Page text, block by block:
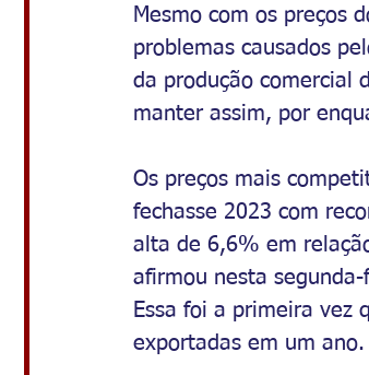
Mesmo com os preços
problemas causados
da produção comercial
manter assim, por
Os preços mais
fechasse 2023 com
alta de 6,6% em
afirmou nesta
Essa foi a primeira vez
exportadas em um ano.